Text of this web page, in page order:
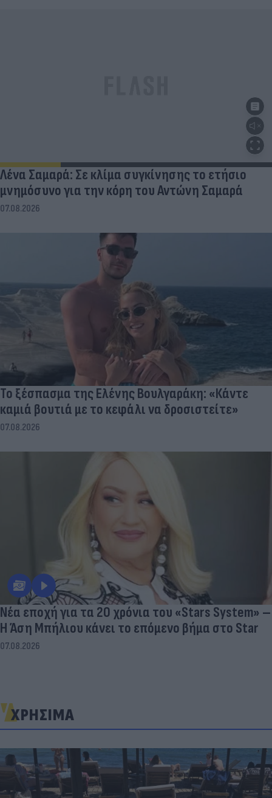
Λένα Σαμαρά: Σε κλίμα συγκίνησης το ετήσιο
μνημόσυνο για την κόρη του Αντώνη Σαμαρά
07.08.2026
Το ξέσπασμα της Ελένης Βουλγαράκη: «Κάντε
καμιά βουτιά με το κεφάλι να δροσιστείτε»
07.08.2026
Νέα εποχή για τα 20 χρόνια του «Stars System» –
Η Άση Μπήλιου κάνει το επόμενο βήμα στο Star
07.08.2026
ΧΡΗΣΙΜΑ